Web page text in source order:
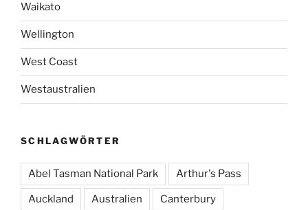
Waikato
Wellington
West Coast
Westaustralien
SCHLAGWÖRTER
Abel Tasman National Park Arthur's Pass
Auckland Australien Canterbury